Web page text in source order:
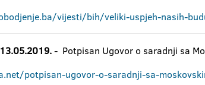
vijesti/bih/veliki-uspjeh-nasih-
- Potpisan Ugovor o saradnji sa
potpisan-ugovor-o-saradnji-sa-